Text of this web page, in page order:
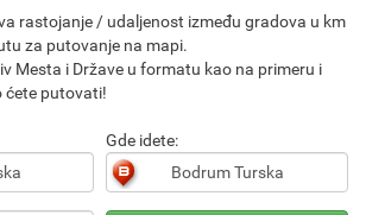
rastojanje / udaljenost između gradova u km
za putovanje na mapi.
Mesta i Države u formatu kao na primeru i
ćete putovati!
Gde idete: